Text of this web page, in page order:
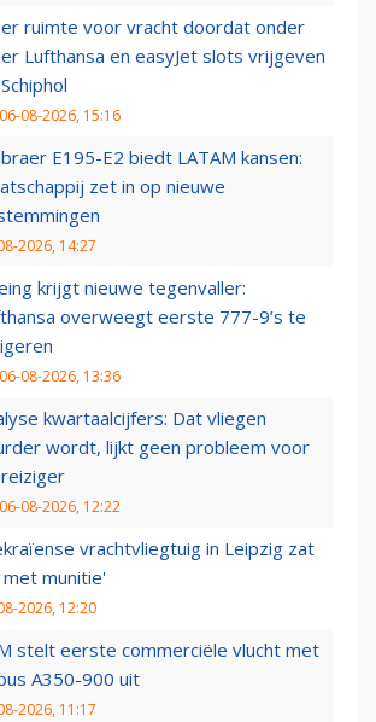
ruimte voor vracht doordat onder
Lufthansa en easyJet slots vrijgeven
06-08-2026, 15:16
E195-E2 biedt LATAM kansen:
zet in op nieuwe
2026, 14:27
krijgt nieuwe tegenvaller:
overweegt eerste 777-9’s te
06-08-2026, 13:36
kwartaalcijfers: Dat vliegen
wordt, lijkt geen probleem voor
06-08-2026, 12:22
vrachtvliegtuig in Leipzig zat
munitie'
2026, 12:20
stelt eerste commerciële vlucht met
A350-900 uit
2026, 11:17